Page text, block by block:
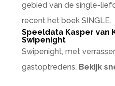
gebied van de single-
recent het boek SINGLE.
Speeldata Kasper van
Swipenight
Swipenight, met
gastoptredens. Bekijk